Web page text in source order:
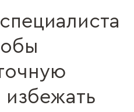
избежать